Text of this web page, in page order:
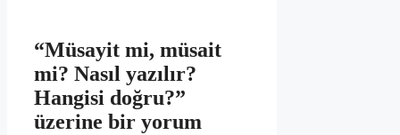
“Müsayit mi, müsait
mi? Nasıl yazılır?
Hangisi doğru?”
üzerine bir yorum